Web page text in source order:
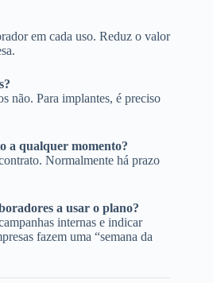
em cada uso. Reduz o valor
não. Para implantes, é preciso
a qualquer momento?
Normalmente há prazo
a usar o plano?
internas e indicar
fazem uma “semana da